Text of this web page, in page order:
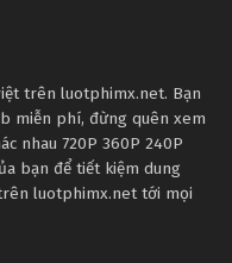
trên luotphimx.net. Bạn
miễn phí, đừng quên xem
nhau 720P 360P 240P
bạn để tiết kiệm dung
luotphimx.net tới mọi